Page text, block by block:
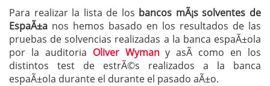
Para realizar la lista de los bancos mÃ¡s solventes de
EspaÃ±a nos hemos basado en los resultados de las
pruebas de solvencias realizadas a la banca espaÃ±ola
por la auditoria Oliver Wyman y asÃ­ como en los
distintos test de estrÃ©s realizados a la banca
espaÃ±ola durante el durante el pasado aÃ±o.